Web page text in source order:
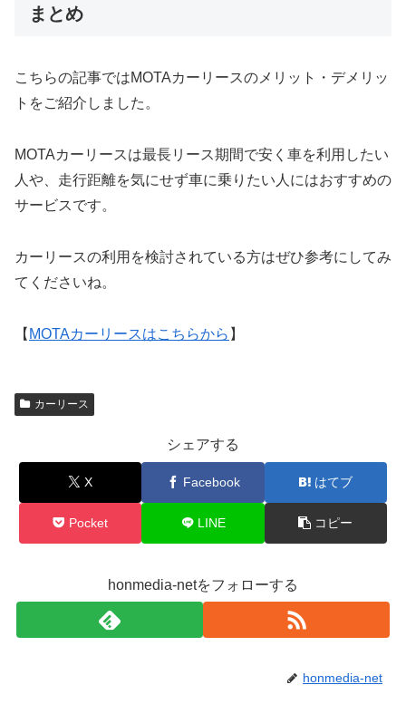
まとめ
こちらの記事ではMOTAカーリースのメリット・デメリッ
トをご紹介しました。
MOTAカーリースは最長リース期間で安く車を利用したい
人や、走行距離を気にせず車に乗りたい人にはおすすめの
サービスです。
カーリースの利用を検討されている方はぜひ参考にしてみ
てくださいね。
【 MOTAカーリースはこちらから 】
カーリース
シェアする
X Facebook はてブ
Pocket LINE コピー
honmedia-netをフォローする
honmedia-net